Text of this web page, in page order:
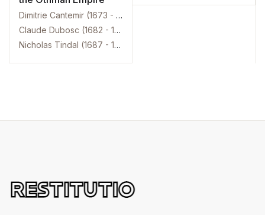
Dimitrie Cantemir (1673 - 1723)
Claude Dubosc (1682 - 1745)
Nicholas Tindal (1687 - 1774)